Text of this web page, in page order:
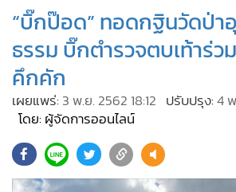
ผู้จัดการรายวัน
คอลัมนิสต์
• ละคร
• CbizReview
• Cyber BIZ
• Good health & Well-being
• Green Innovation & SD
“บิ๊กป๊อด” ทอดกฐินวัดป่า
ธรรม บิ๊กตำรวจตบเท้าร่
คึกคัก
เผยแพร่: 3 พ.ย. 2562 18:12 ปรับปรุง:4
โดย: ผู้จัดการออนไลน์